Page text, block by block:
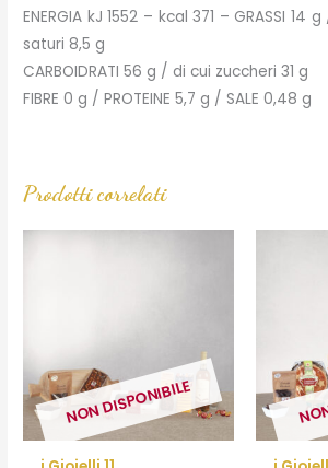
ENERGIA kJ 1552 – kcal 371 – GRASSI
saturi 8,5 g
CARBOIDRATI 56 g / di cui zuccheri 31 g
FIBRE 0 g / PROTEINE 5,7 g / SALE 0,48 g
Prodotti correlati
NON DISPONIBILE